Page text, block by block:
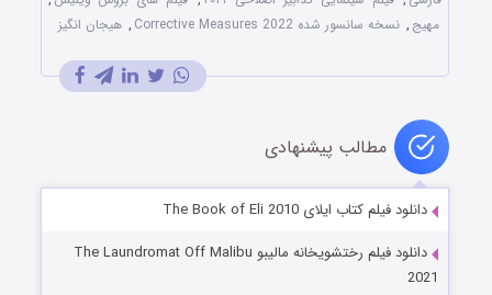
مهیج , نسخه سانسور شده Corrective Measures 2022 , هیجان انگیز
مطالب پیشنهادی
دانلود فیلم کتاب ایلای The Book of Eli 2010
دانلود فیلم رختشویخانه مالیبو The Laundromat Off Malibu
2021